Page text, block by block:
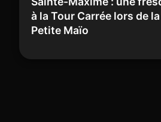
à la Tour Carrée lors de
Petite Maïo